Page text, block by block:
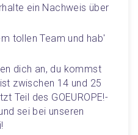
ein Nachweis über
tollen Team und hab'
dich an, du kommst
zwischen 14 und 25
Teil des GOEUROPE!-
sei bei unseren
!